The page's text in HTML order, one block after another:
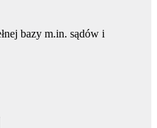
bazy m.in. sądów i